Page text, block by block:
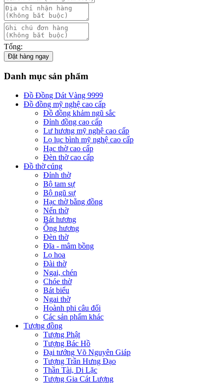
Tổng:
Đặt hàng ngay
Danh mục sản phẩm
Đồ Đồng Dát Vàng 9999
Đồ đồng mỹ nghệ cao cấp
Đồ đồng khảm ngũ sắc
Đỉnh đồng cao cấp
Lư hương mỹ nghệ cao cấp
Lọ lục bình mỹ nghệ cao cấp
Hạc thờ cao cấp
Đèn thờ cao cấp
Đồ thờ cúng
Đỉnh thờ
Bộ tam sự
Bộ ngũ sự
Hạc thờ bằng đồng
Nến thờ
Bát hương
Ống hương
Đèn thờ
Đĩa - mâm bồng
Lọ hoa
Đài thờ
Ngai, chén
Chóe thờ
Bát biểu
Ngai thờ
Hoành phi câu đối
Các sản phẩm khác
Tượng đồng
Tượng Phật
Tượng Bác Hồ
Đại tướng Võ Nguyên Giáp
Tượng Trần Hưng Đạo
Thần Tài, Di Lặc
Tượng Gia Cát Lượng